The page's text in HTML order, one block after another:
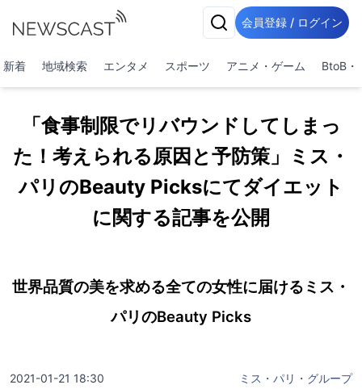
会員登録 / ログイン
新着 地域検索 エンタメ スポーツ アニメ・ゲーム BtoB・
「食事制限でリバウンドしてしまっ
た！考えられる原因と予防策」ミス・
パリのBeauty Picksにてダイエット
に関する記事を公開
世界品質の美を求める全ての女性に届けるミス・
パリのBeauty Picks
2021-01-21 18:30 ミス・パリ・グループ